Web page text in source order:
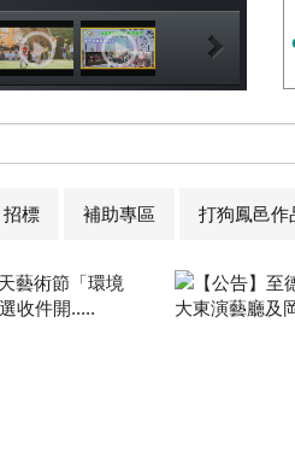
招標 補助專區 打狗鳳邑作